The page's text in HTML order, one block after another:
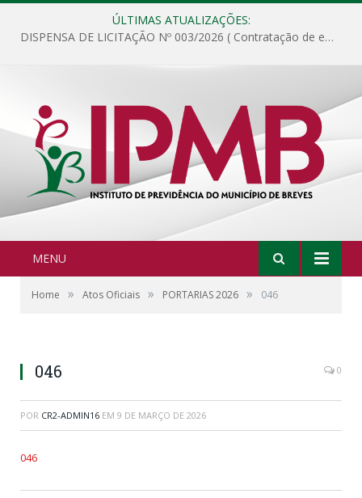
ÚLTIMAS ATUALIZAÇÕES:
DISPENSA DE LICITAÇÃO Nº 003/2026 ( Contratação de empresa para fornecimento de gêneros alimentícios não perecíveis, materiais de expediente, descartáveis, copa e cozinha, para análise e posterior publicação.)
MENU
Home » Atos Oficiais » PORTARIAS 2026 » 046
046 0
POR CR2-ADMIN16 EM 9 DE MARÇO DE 2026
046